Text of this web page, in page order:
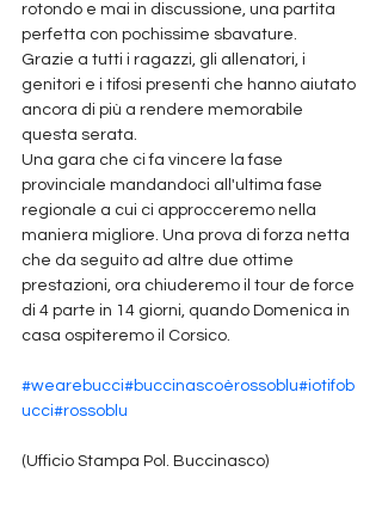
rotondo e mai in discussione, una partita
perfetta con pochissime sbavature.
Grazie a tutti i ragazzi, gli allenatori, i
genitori e i tifosi presenti che hanno aiutato
ancora di più a rendere memorabile
questa serata.
Una gara che ci fa vincere la fase
provinciale mandandoci all'ultima fase
regionale a cui ci approcceremo nella
maniera migliore. Una prova di forza netta
che da seguito ad altre due ottime
prestazioni, ora chiuderemo il tour de force
di 4 parte in 14 giorni, quando Domenica in
casa ospiteremo il Corsico.
#wearebucci#buccinascoèrossoblu#iotifob
ucci#rossoblu
(Ufficio Stampa Pol. Buccinasco)